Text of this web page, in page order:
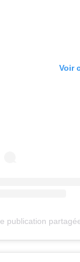
Voir
publication